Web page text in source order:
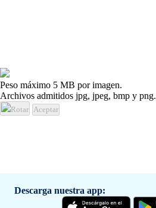
Peso máximo 5 MB por imagen.
Archivos admitidos jpg, jpeg, bmp y png.
Rotar Aceptar
Descarga nuestra app: